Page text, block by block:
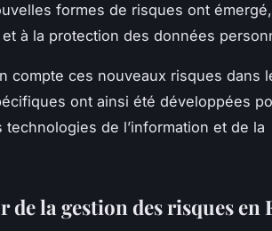
formes de risques ont
à la protection des données
compte ces nouveaux risques dans
ont ainsi été développées
de l’information et de la
de la gestion des risques en